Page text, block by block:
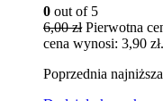
0 out of 5
6,00zł Pierwotna
cena wynosi: 3,90 zł.
Poprzednia